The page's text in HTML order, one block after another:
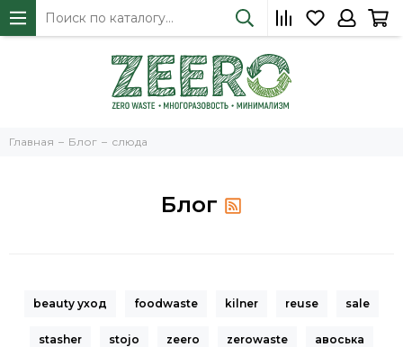
Главная Блог слюда
Блог
beauty уход foodwaste kilner reuse sale
stasher stojo zeero zerowaste авоська